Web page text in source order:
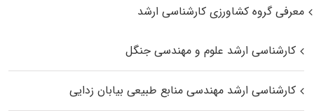
معرفی گروه کشاورزی کارشناسی ارشد
کارشناسی ارشد علوم و مهندسی جنگل
کارشناسی ارشد مهندسی منابع طبیعی بیابان زدایی